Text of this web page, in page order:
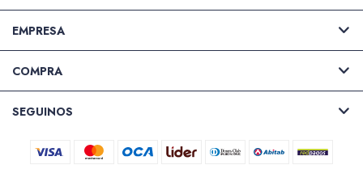
EMPRESA
COMPRA
SEGUINOS
Packs